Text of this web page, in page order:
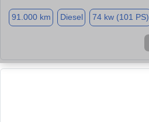
91.000 km Diesel 74 kw (101 PS)